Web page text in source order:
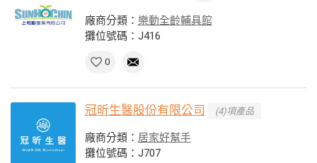
廠商分類： 樂動全齡輔具館
攤位號碼：J416
0
冠昕生醫股份有限公司 (4)項產品
廠商分類： 居家好幫手
攤位號碼：J707